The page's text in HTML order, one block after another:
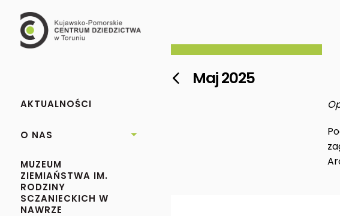
AKTUALNOŚCI
O NAS 
MUZEUM
ZIEMIAŃSTWA IM.
RODZINY
SCZANIECKICH W
NAWRZE
 Maj 2025